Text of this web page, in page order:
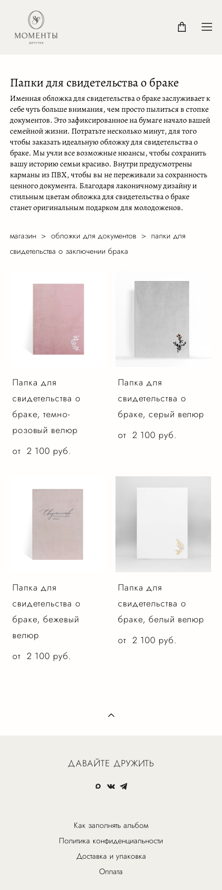
Папки для свидетельства о браке
Именная обложка для свидетельства о браке заслуживает к
себе чуть больше внимания, чем просто пылиться в стопке
документов. Это зафиксированное на бумаге начало вашей
семейной жизни. Потратьте несколько минут, для того
чтобы заказать идеальную обложку для свидетельства о
браке. Мы учли все возможные нюансы, чтобы сохранить
вашу историю семьи красиво. Внутри предусмотрены
карманы из ПВХ, чтобы вы не переживали за сохранность
ценного документа. Благодаря лаконичному дизайну и
стильным цветам обложка для свидетельства о браке
станет оригинальным подарком для молодоженов.
магазин > обложки для документов > папки для
свидетельства о заключении брака
Папка для
свидетельства о
браке, темно-
розовый велюр
от 2 100 pуб.
Папка для
свидетельства о
браке, серый велюр
от 2 100 pуб.
Папка для
свидетельства о
браке, бежевый
велюр
от 2 100 pуб.
Папка для
свидетельства о
браке, белый велюр
от 2 100 pуб.
ДАВАЙТЕ ДРУЖИТЬ
Как заполнять альбом
Политика конфиденциальности
Доставка и упаковка
Оплата